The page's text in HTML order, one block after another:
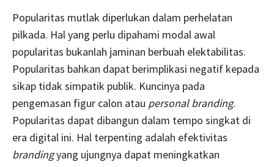
Popularitas mutlak diperlukan dalam perhelatan
pilkada. Hal yang perlu dipahami modal awal
popularitas bukanlah jaminan berbuah elektabilitas.
Popularitas bahkan dapat berimplikasi negatif kepada
sikap tidak simpatik publik. Kuncinya pada
pengemasan figur calon atau personal branding.
Popularitas dapat dibangun dalam tempo singkat di
era digital ini. Hal terpenting adalah efektivitas
brandingyang ujungnya dapat meningkatkan